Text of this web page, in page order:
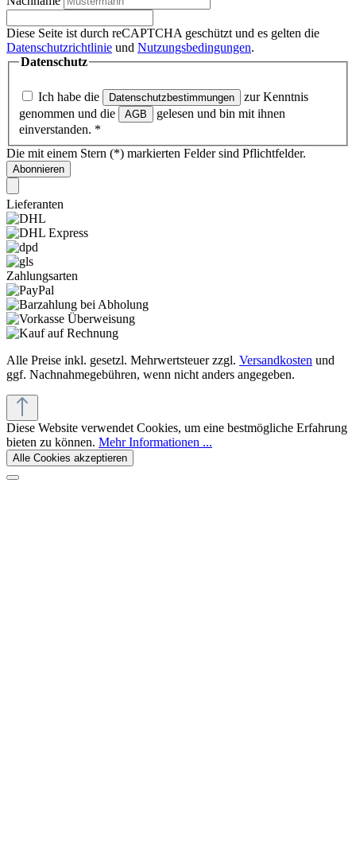
Diese Seite ist durch reCAPTCHA geschützt und es gelten die
Datenschutzrichtlinie und Nutzungsbedingungen.
Datenschutz
Ich habe die Datenschutzbestimmungen
zur Kenntnis
genommen und die
AGB
gelesen und bin mit ihnen
einverstanden. *
Die mit einem Stern (*) markierten Felder sind Pflichtfelder.
Abonnieren
Lieferanten
Zahlungsarten
Alle Preise inkl. gesetzl. Mehrwertsteuer zzgl. Versandkosten und
ggf. Nachnahmegebühren, wenn nicht anders angegeben.
Diese Website verwendet Cookies, um eine bestmögliche Erfahrung
bieten zu können. Mehr Informationen ...
Alle Cookies akzeptieren